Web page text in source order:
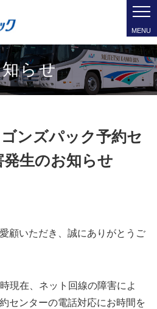
MENU
らせ
ゴンズパック予約セ
発生のお知らせ
顧いただき、誠にありがとうご
現在、ネット回線の障害によ
センターの電話対応にお時間を